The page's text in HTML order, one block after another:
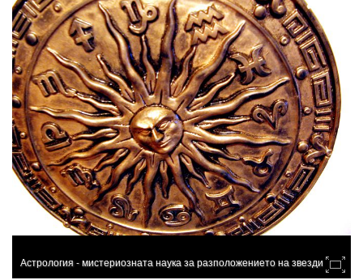
Астрология - мистериозната наука за разположението на звездите